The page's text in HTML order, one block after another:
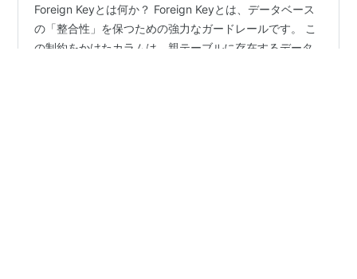
Foreign Keyとは何か？ Foreign Keyとは、データベース
の「整合性」を保つための強力なガードレールです。 こ
の制約をかけたカラムは、親テーブルに存在するデータ